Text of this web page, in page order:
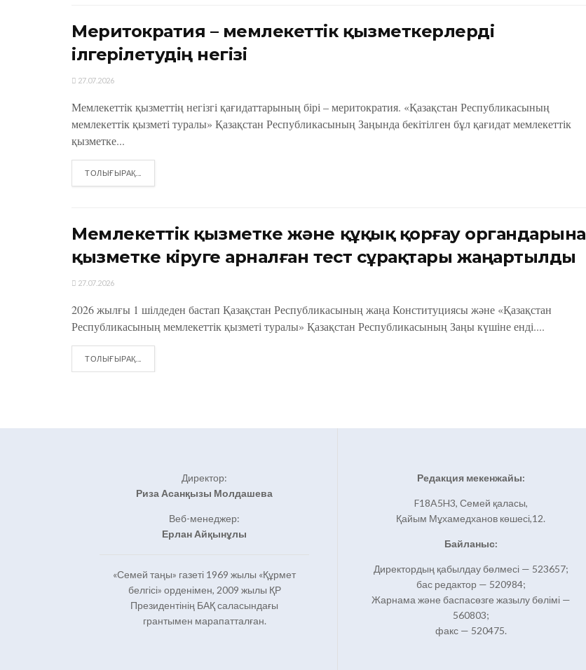
Меритократия – мемлекеттік қызметкерлерді
ілгерілетудің негізі
27.07.2026
Мемлекеттік қызметтің негізгі қағидаттарының бірі – меритократия. «Қазақстан Республикасының
мемлекеттік қызметі туралы» Қазақстан Республикасының Заңында бекітілген бұл қағидат мемлекеттік
қызметке...
ТОЛЫҒЫРАҚ...
Мемлекеттік қызметке және құқық қорғау органдарына
қызметке кіруге арналған тест сұрақтары жаңартылды
27.07.2026
2026 жылғы 1 шілдеден бастап Қазақстан Республикасының жаңа Конституциясы және «Қазақстан
Республикасының мемлекеттік қызметі туралы» Қазақстан Республикасының Заңы күшіне енді....
ТОЛЫҒЫРАҚ...
Директор:
Риза Асанқызы Молдашева
Веб-менеджер:
Ерлан Айқынұлы
«Семей таңы» газеті 1969 жылы «Құрмет
белгісі» орденімен, 2009 жылы ҚР
Президентінің БАҚ саласындағы
грантымен марапатталған.
Редакция мекенжайы:
F18A5H3, Семей қаласы,
Қайым Мұхамедханов көшесі,12.
Байланыс:
Директордың қабылдау бөлмесі — 523657;
бас редактор — 520984;
Жарнама және баспасөзге жазылу бөлімі —
560803;
факс — 520475.